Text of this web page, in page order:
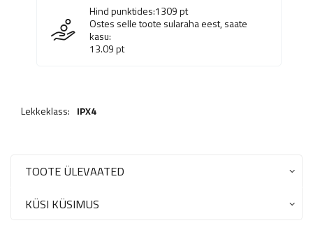
Hind punktides:1309pt
Ostes selle toote sularaha eest, saate
kasu:
13.09pt
Lekkeklass: IPX4
TOOTE ÜLEVAATED
KÜSI KÜSIMUS